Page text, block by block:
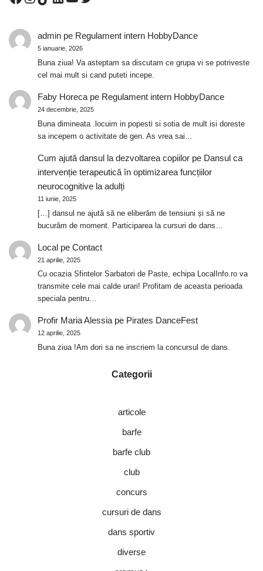
adminpe Regulament intern HobbyDance
5 ianuarie, 2026
Buna ziua! Va asteptam sa discutam ce grupa vi se potriveste
cel mai mult si cand puteti incepe.
Faby Horecape Regulament intern HobbyDance
24 decembrie, 2025
Buna dimineata .locuim in popesti si sotia de mult isi doreste
sa incepem o activitate de gen. As vrea sai…
Cum ajută dansul la dezvoltarea copiilorpe Dansul ca
intervenție terapeutică în optimizarea funcțiilor
neurocognitive la adulți
11 iunie, 2025
[…] dansul ne ajută să ne eliberăm de tensiuni și să ne
bucurăm de moment. Participarea la cursuri de dans…
Localpe Contact
21 aprilie, 2025
Cu ocazia Sfintelor Sarbatori de Paste, echipa LocalInfo.ro va
transmite cele mai calde urari! Profitam de aceasta perioada
speciala pentru…
Profir Maria Alessiape Pirates DanceFest
12 aprilie, 2025
Buna ziua !Am dori sa ne inscriem la concursul de dans.
Categorii
articole
barfe
barfe club
club
concurs
cursuri de dans
dans sportiv
diverse